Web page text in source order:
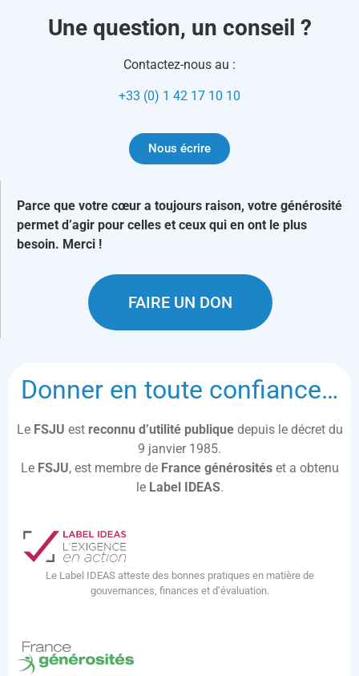
Une question, un conseil ?
Contactez-nous au :
+33 (0) 1 42 17 10 10
Nous écrire
Parce que votre cœur a toujours raison, votre générosité
permet d’agir pour celles et ceux qui en ont le plus
besoin. Merci !
FAIRE UN DON
Donner en toute confiance…
Le FSJU est reconnu d’utilité publique depuis le décret du
9 janvier 1985.
Le FSJU, est membre de France générositéset a obtenu
le Label IDEAS.
Le Label IDEAS atteste des bonnes pratiques en matière de
gouvernances, finances et d’évaluation.